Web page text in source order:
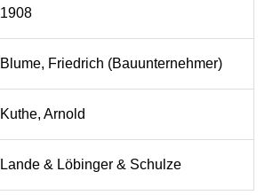
1908
Blume, Friedrich (Bauunternehmer)
Kuthe, Arnold
Lande & Löbinger & Schulze